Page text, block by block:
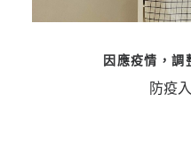
因應疫情，調
防疫